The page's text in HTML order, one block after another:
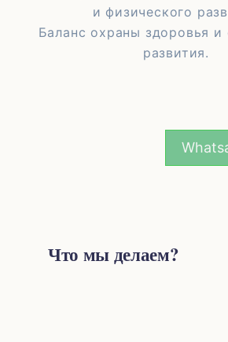
и физического
Баланс охраны здоровья и
развития.
Что мы делаем?